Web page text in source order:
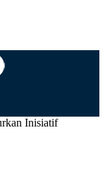
Inisiatif